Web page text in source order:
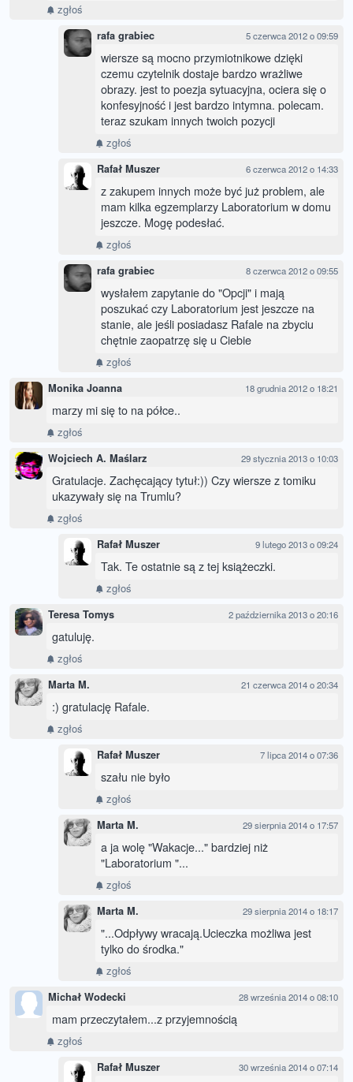
zgłoś
rafa grabiec 5 czerwca 2012 o 09:59
wiersze są mocno przymiotnikowe dzięki
czemu czytelnik dostaje bardzo wrażliwe
obrazy. jest to poezja sytuacyjna, ociera się o
konfesyjność i jest bardzo intymna. polecam.
teraz szukam innych twoich pozycji
zgłoś
Rafał Muszer 6 czerwca 2012 o 14:33
z zakupem innych może być już problem, ale
mam kilka egzemplarzy Laboratorium w domu
jeszcze. Mogę podesłać.
zgłoś
rafa grabiec 8 czerwca 2012 o 09:55
wysłałem zapytanie do "Opcji" i mają
poszukać czy Laboratorium jest jeszcze na
stanie, ale jeśli posiadasz Rafale na zbyciu
chętnie zaopatrzę się u Ciebie
zgłoś
Monika Joanna 18 grudnia 2012 o 18:21
marzy mi się to na półce..
zgłoś
Wojciech A. Maślarz 29 stycznia 2013 o 10:03
Gratulacje. Zachęcający tytuł:)) Czy wiersze z tomiku
ukazywały się na Trumlu?
zgłoś
Rafał Muszer 9 lutego 2013 o 09:24
Tak. Te ostatnie są z tej książeczki.
zgłoś
Teresa Tomys 2 października 2013 o 20:16
gatuluję.
zgłoś
Marta M. 21 czerwca 2014 o 20:34
:) gratulację Rafale.
zgłoś
Rafał Muszer 7 lipca 2014 o 07:36
szału nie było
zgłoś
Marta M. 29 sierpnia 2014 o 17:57
a ja wolę "Wakacje..." bardziej niż
"Laboratorium "...
zgłoś
Marta M. 29 sierpnia 2014 o 18:17
"...Odpływy wracają.Ucieczka możliwa jest
tylko do środka."
zgłoś
Michał Wodecki 28 września 2014 o 08:10
mam przeczytałem...z przyjemnością
zgłoś
Rafał Muszer 30 września 2014 o 07:14